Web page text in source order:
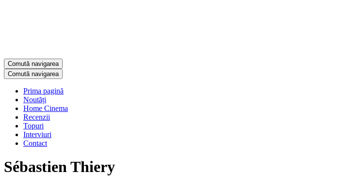
Comută navigarea
Comută navigarea
Prima pagină
Noutăți
Home Cinema
Recenzii
Topuri
Interviuri
Contact
Sébastien Thiery